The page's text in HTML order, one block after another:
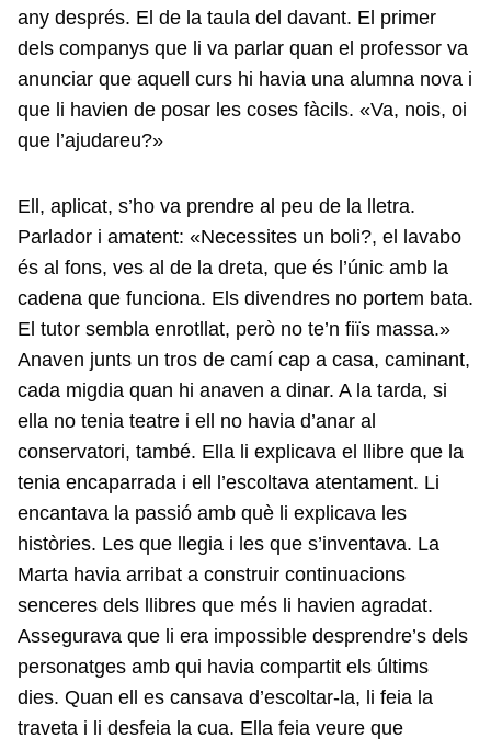
any després. El de la taula del davant. El primer
dels companys que li va parlar quan el professor va
anunciar que aquell curs hi havia una alumna nova i
que li havien de posar les coses fàcils. «Va, nois, oi
que l’ajudareu?»
Ell, aplicat, s’ho va prendre al peu de la lletra.
Parlador i amatent: «Necessites un boli?, el lavabo
és al fons, ves al de la dreta, que és l’únic amb la
cadena que funciona. Els divendres no portem bata.
El tutor sembla enrotllat, però no te’n fiïs massa.»
Anaven junts un tros de camí cap a casa, caminant,
cada migdia quan hi anaven a dinar. A la tarda, si
ella no tenia teatre i ell no havia d’anar al
conservatori, també. Ella li explicava el llibre que la
tenia encaparrada i ell l’escoltava atentament. Li
encantava la passió amb què li explicava les
històries. Les que llegia i les que s’inventava. La
Marta havia arribat a construir continuacions
senceres dels llibres que més li havien agradat.
Assegurava que li era impossible desprendre’s dels
personatges amb qui havia compartit els últims
dies. Quan ell es cansava d’escoltar-la, li feia la
traveta i li desfeia la cua. Ella feia veure que